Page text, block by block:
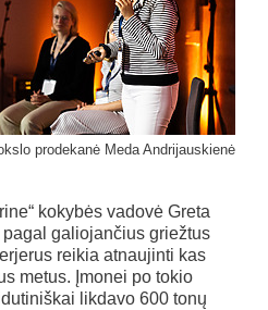
prodekanė Meda Andrijauskienė
kokybės vadovė Greta
galiojančius griežtus
reikia atnaujinti kas
metus. Įmonei po tokio
likdavo 600 tonų